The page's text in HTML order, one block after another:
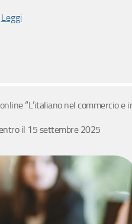
Leggi
“L’italiano nel commercio e
il 15 settembre 2025